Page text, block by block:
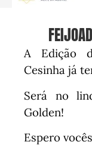
A Edição
Cesinha já
Será no
Golden!
Espero